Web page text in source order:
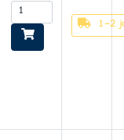
1-2